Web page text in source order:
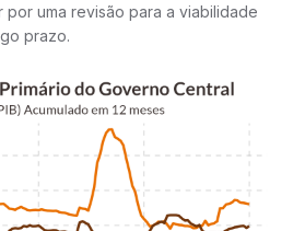
por uma revisão para a viabilidade
prazo.